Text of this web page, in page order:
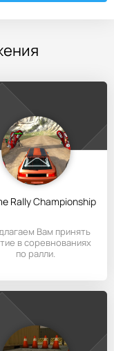
Rally Championship
Вам принять
в соревнованиях
по ралли.